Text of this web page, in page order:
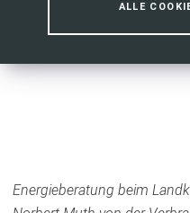
ALLE
Energieberatung beim